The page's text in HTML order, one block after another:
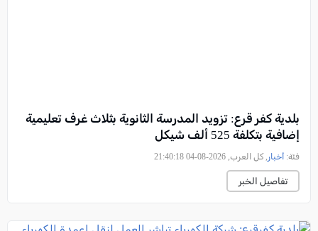
بلدية كفر قرع: تزويد المدرسة الثانوية بثلاث غرف تعليمية
إضافية بتكلفة 525 ألف شيكل
فئة: أخبار , كل العرب, 2026-08-04 21:40:18
تفاصيل الخبر